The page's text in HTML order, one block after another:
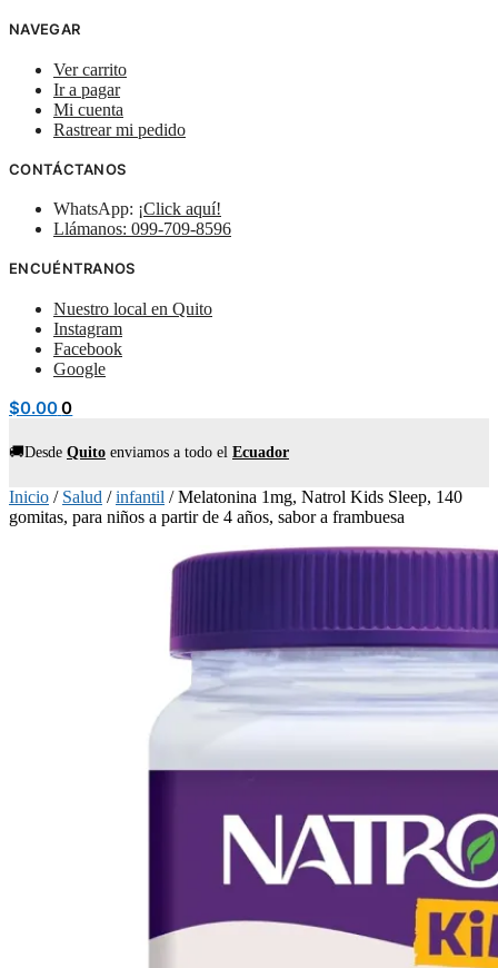
NAVEGAR
Ver carrito
Ir a pagar
Mi cuenta
Rastrear mi pedido
CONTÁCTANOS
WhatsApp: ¡Click aquí!
Llámanos: 099-709-8596
ENCUÉNTRANOS
Nuestro local en Quito
Instagram
Facebook
Google
$0.00 0
🚚Desde Quito enviamos a todo el Ecuador
Inicio / Salud /infantil /Melatonina 1mg, Natrol Kids Sleep, 140
gomitas, para niños a partir de 4 años, sabor a frambuesa